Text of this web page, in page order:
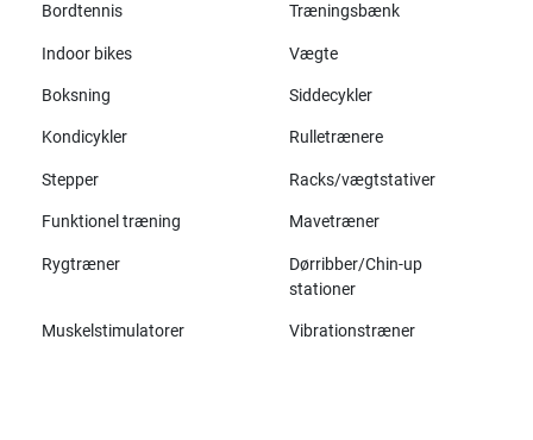
Bordtennis Træningsbænk
Indoor bikes Vægte
Boksning Siddecykler
Kondicykler Rulletrænere
Stepper Racks/vægtstativer
Funktionel træning Mavetræner
Rygtræner
Dørribber/Chin-up
stationer
Muskelstimulatorer Vibrationstræner